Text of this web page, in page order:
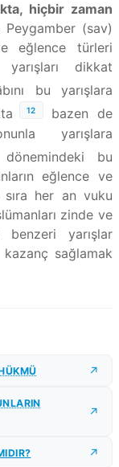
hiçbir zaman
Peygamber (sav)
eğlence türleri
dikkat
bu yarışlara
12
bazen de
yarışlara
bu
eğlence ve
sıra her an vuku
zinde ve
yarışlar
sağlamak